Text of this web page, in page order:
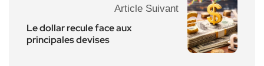
Article Suivant
Le dollar recule face aux
principales devises